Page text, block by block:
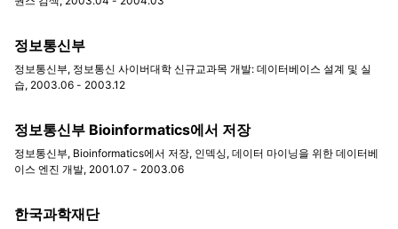
정보통신부
정보통신부, 정보통신 사이버대학 신규교과목 개발: 데이터베이스 설계 및 실
습, 2003.06 - 2003.12
정보통신부 Bioinformatics에서 저장
정보통신부, Bioinformatics에서 저장, 인덱싱, 데이터 마이닝을 위한 데이터베
이스 엔진 개발, 2001.07 - 2003.06
한국과학재단